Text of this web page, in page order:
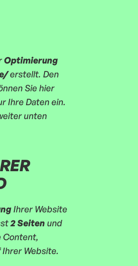
Optimierung
erstellt. Den
Sie hier
Ihre Daten ein.
unten
Ihrer Website
2 Seiten und
Content,
Website.